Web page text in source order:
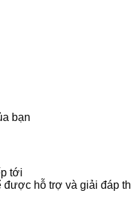
bạn
tới
được hỗ trợ và giải đáp